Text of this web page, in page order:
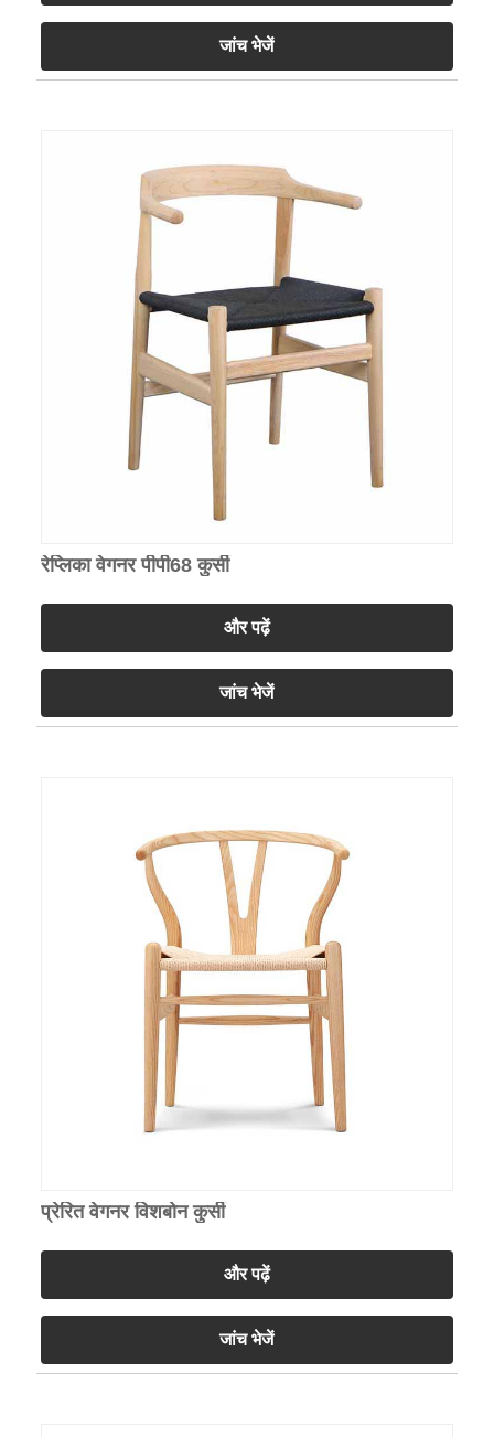
जांच भेजें
रेप्लिका वेगनर पीपी68 कुर्सी
और पढ़ें
जांच भेजें
प्रेरित वेगनर विशबोन कुर्सी
और पढ़ें
जांच भेजें